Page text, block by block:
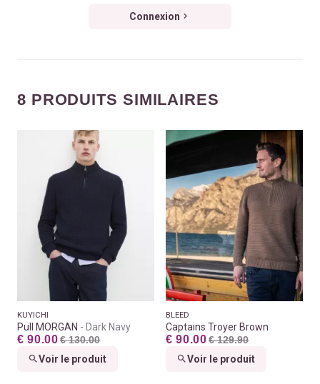
Connexion
8 PRODUITS SIMILAIRES
KUYICHI
Pull MORGAN Dark Navy
€ 90.00 € 130.00
Voir le produit
BLEED
Captains Troyer Brown
€ 90.00 € 129.90
Voir le produit